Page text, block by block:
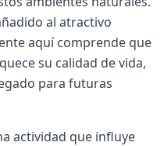
al atractivo
aquí comprende que
su calidad de vida,
para futuras
actividad que influye